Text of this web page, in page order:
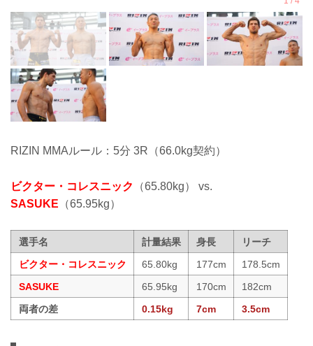
RIZIN MMAルール：5分 3R（66.0kg契約）
ビクター・コレスニック
（65.80kg） vs.
SASUKE （65.95kg）
選手名 計量結果 身長
リーチ
ビクター・コレスニック
65.80kg 177cm
178.5cm
SASUKE
65.95kg 170cm
182cm
両者の差
0.15kg 7cm 3.5cm